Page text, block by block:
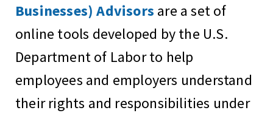
Businesses) Advisors are a set of
online tools developed by the U.S.
Department of Labor to help
employees and employers understand
their rights and responsibilities under